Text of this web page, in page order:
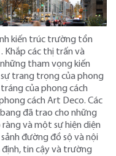
kiến ​​trúc trường tồn
Khắp các thị trấn và
tham vọng kiến
trang trọng của phong
của phong cách
cách Art Deco. Các
đã trao cho những
và một sự hiện diện
đường đồ sộ và nội
tin cậy và trường